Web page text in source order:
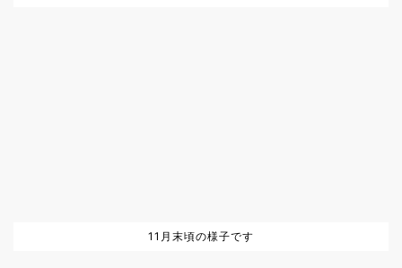
11月末頃の様子です